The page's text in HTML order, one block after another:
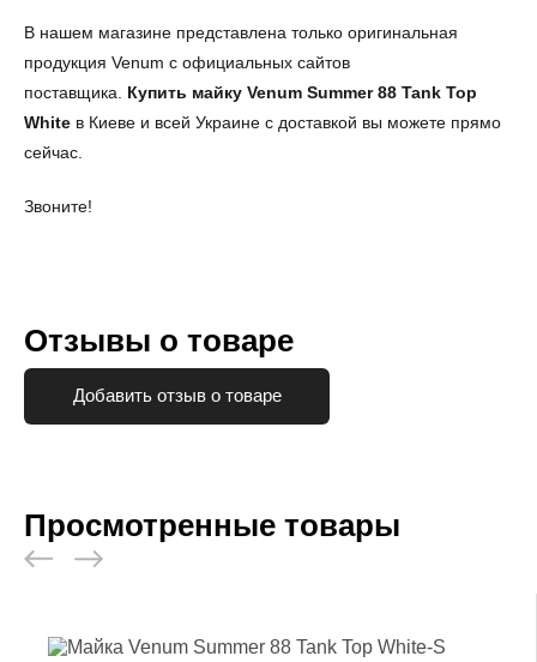
В нашем магазине представлена только оригинальная
продукция Venum с официальных сайтов
поставщика. Купить майку Venum Summer 88 Tank Top
White в Киеве и всей Украине с доставкой вы можете прямо
сейчас.
Звоните!
Отзывы о товаре
Добавить отзыв о товаре
Просмотренные товары